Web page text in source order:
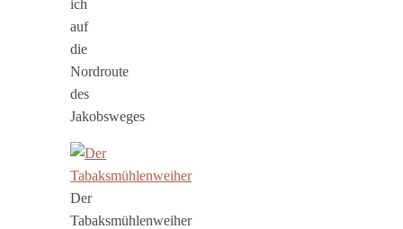
ich
auf
die
Nordroute
des
Jakobsweges
Der
Tabaksmühlenweiher